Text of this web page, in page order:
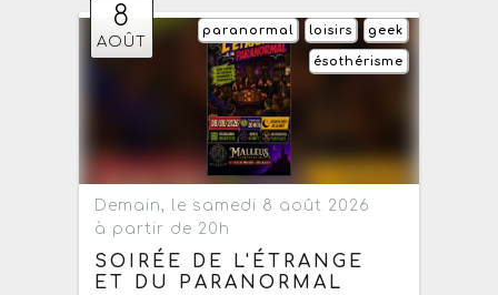
8
AOÛT
geek
loisirs
paranormal
ésothérisme
Demain, le samedi 8 août 2026
à partir de 20h
SOIRÉE DE L'ÉTRANGE
ET DU PARANORMAL